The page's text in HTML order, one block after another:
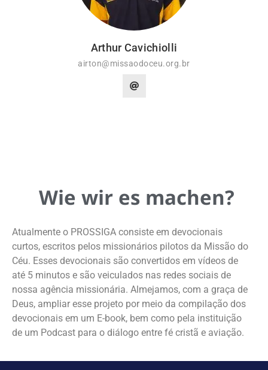
Arthur Cavichiolli
airton@missaodoceu.org.br
Wie wir es machen?
Atualmente o PROSSIGA consiste em devocionais
curtos, escritos pelos missionários pilotos da Missão do
Céu. Esses devocionais são convertidos em vídeos de
até 5 minutos e são veiculados nas redes sociais de
nossa agência missionária. Almejamos, com a graça de
Deus, ampliar esse projeto por meio da compilação dos
devocionais em um E-book, bem como pela instituição
de um Podcast para o diálogo entre fé cristã e aviação.